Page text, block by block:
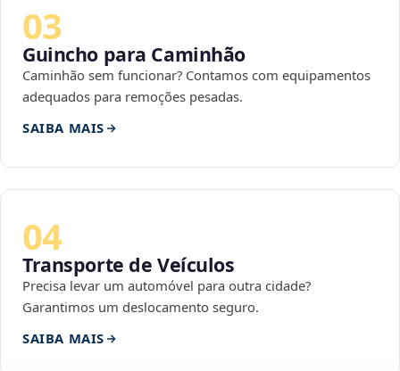
03
Guincho para Caminhão
Caminhão sem funcionar? Contamos com equipamentos
adequados para remoções pesadas.
SAIBA MAIS
04
Transporte de Veículos
Precisa levar um automóvel para outra cidade?
Garantimos um deslocamento seguro.
SAIBA MAIS